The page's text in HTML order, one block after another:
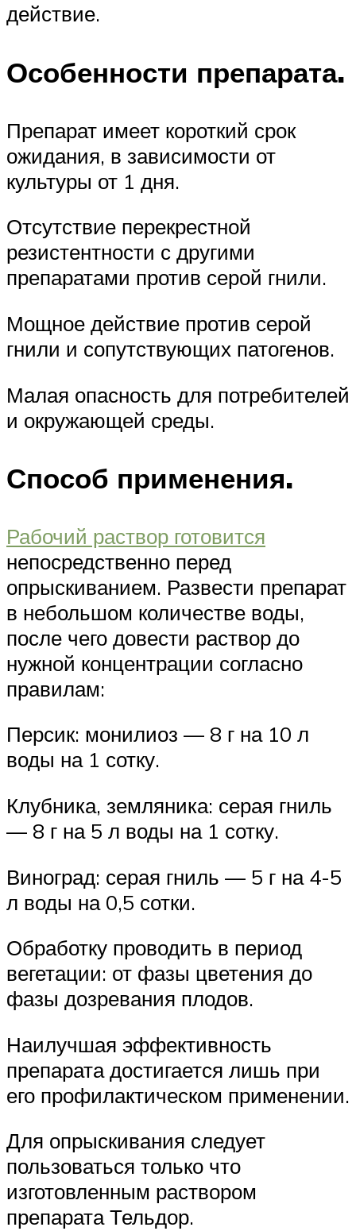
действие.
Особенности препарата.
Препарат имеет короткий срок
ожидания, в зависимости от
культуры от 1 дня.
Отсутствие перекрестной
резистентности с другими
препаратами против серой гнили.
Мощное действие против серой
гнили и сопутствующих патогенов.
Малая опасность для потребителей
и окружающей среды.
Способ применения.
Рабочий раствор готовится
непосредственно перед
опрыскиванием. Развести препарат
в небольшом количестве воды,
после чего довести раствор до
нужной концентрации согласно
правилам:
Персик: монилиоз — 8 г на 10 л
воды на 1 сотку.
Клубника, земляника: серая гниль
— 8 г на 5 л воды на 1 сотку.
Виноград: серая гниль — 5 г на 4-5
л воды на 0,5 сотки.
Обработку проводить в период
вегетации: от фазы цветения до
фазы дозревания плодов.
Наилучшая эффективность
препарата достигается лишь при
его профилактическом применении.
Для опрыскивания следует
пользоваться только что
изготовленным раствором
препарата Тельдор.